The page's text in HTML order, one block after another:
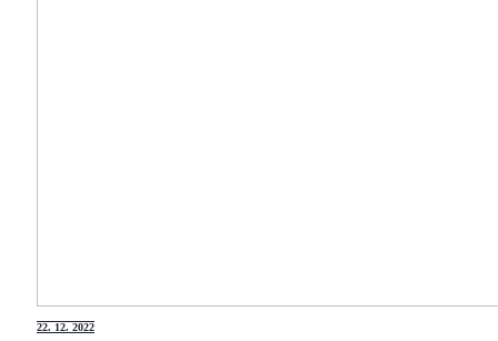
22. 12. 2022